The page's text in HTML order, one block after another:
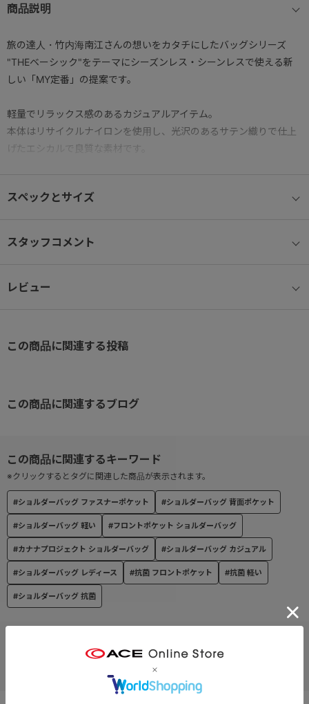
商品説明
旅の達人・竹内海南江さんの想いをカタチにしたバッグシリーズ
"THEベーシック"をテーマにシーズンレス・シーンレスで使える新
しい「MY定番」の提案です。
軽量でリラックス感のあるカジュアルアイテム。
本体はリサイクルナイロンを使用し、光沢のあるサテン織りで仕上
げたエシカルで良質な素材です。
ポケットには、抗ウイルス・抗菌加工の生地を使用。
● セーフティロック
● 旅のお守り“カナナ”付き
● リサイクル生地を使用
本体素材には、繊維生産過程に発生する廃材を再生して作られたリ
サイクルナイロン「Mipan regen®」を使用。
内装素材にはペットボトルを再利用したリサイクルポリエステルを
使用。
■機能詳細
・メッシュファスナーポケット×1
スペックとサイズ
スタッフコメント
レビュー
#ショルダーバッグ ファスナーポケット #ショルダーバッグ 背面ポケット
#ショルダーバッグ 軽い #フロントポケット ショルダーバッグ
#カナナプロジェクト ショルダーバッグ #ショルダーバッグ カジュアル
#ショルダーバッグ レディース #抗菌 フロントポケット #抗菌 軽い
#ショルダーバッグ 抗菌
※クリックするとタグに関連した商品が表示されます。
この商品に関連する投稿
この商品に関連するブログ